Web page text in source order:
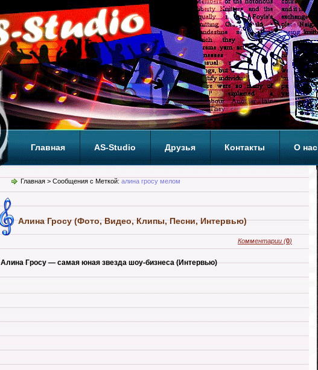
Главная AS-Studio Друзья Контакты О нас
Теги ТОП
Главная > Сообщения с Меткой: алина гросу мелом
Алина Гросу (Фото, Видео, Клипы, Песни, Интервью)
Комментарии (0)
Алина Гросу — самая юная звезда шоу-бизнеса (Интервью)